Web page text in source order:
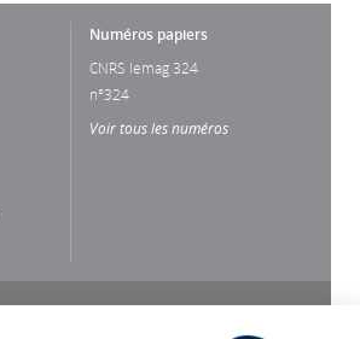
Numéros papiers
CNRS lemag 324
n°324
Voir tous les numéros